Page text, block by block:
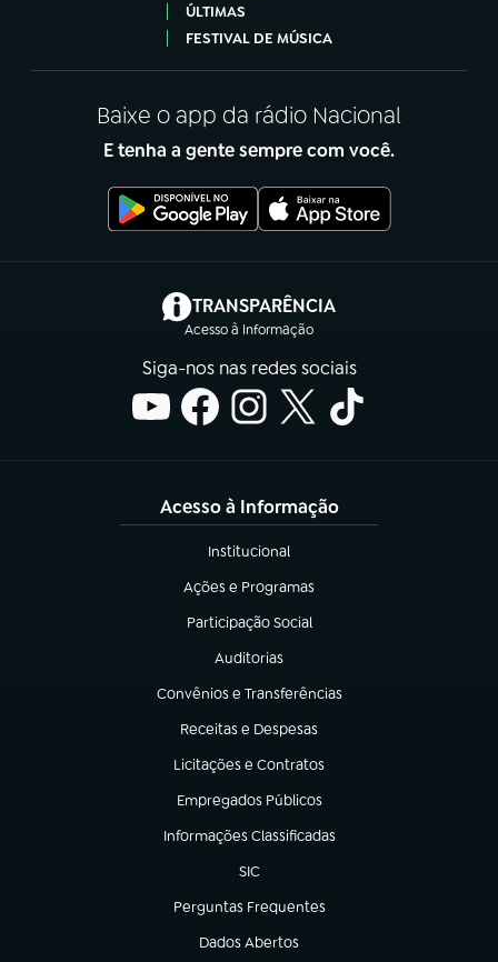
ÚLTIMAS
FESTIVAL DE MÚSICA
Baixe o app da rádio Nacional
E tenha a gente sempre com você.
TRANSPARÊNCIA
Acesso à Informação
(abre em nova aba)
Siga-nos nas redes sociais
Acesso à Informação
Institucional
(abre em nova aba)
Ações e Programas
(abre em nova aba)
Participação Social
(abre em nova aba)
Auditorias
(abre em nova aba)
Convênios e Transferências
(abre em nova aba)
Receitas e Despesas
(abre em nova aba)
Licitações e Contratos
(abre em nova aba)
Empregados Públicos
(abre em nova aba)
Informações Classificadas
(abre em nova aba)
SIC
(abre em nova aba)
Perguntas Frequentes
(abre em nova aba)
Dados Abertos
(abre em nova aba)